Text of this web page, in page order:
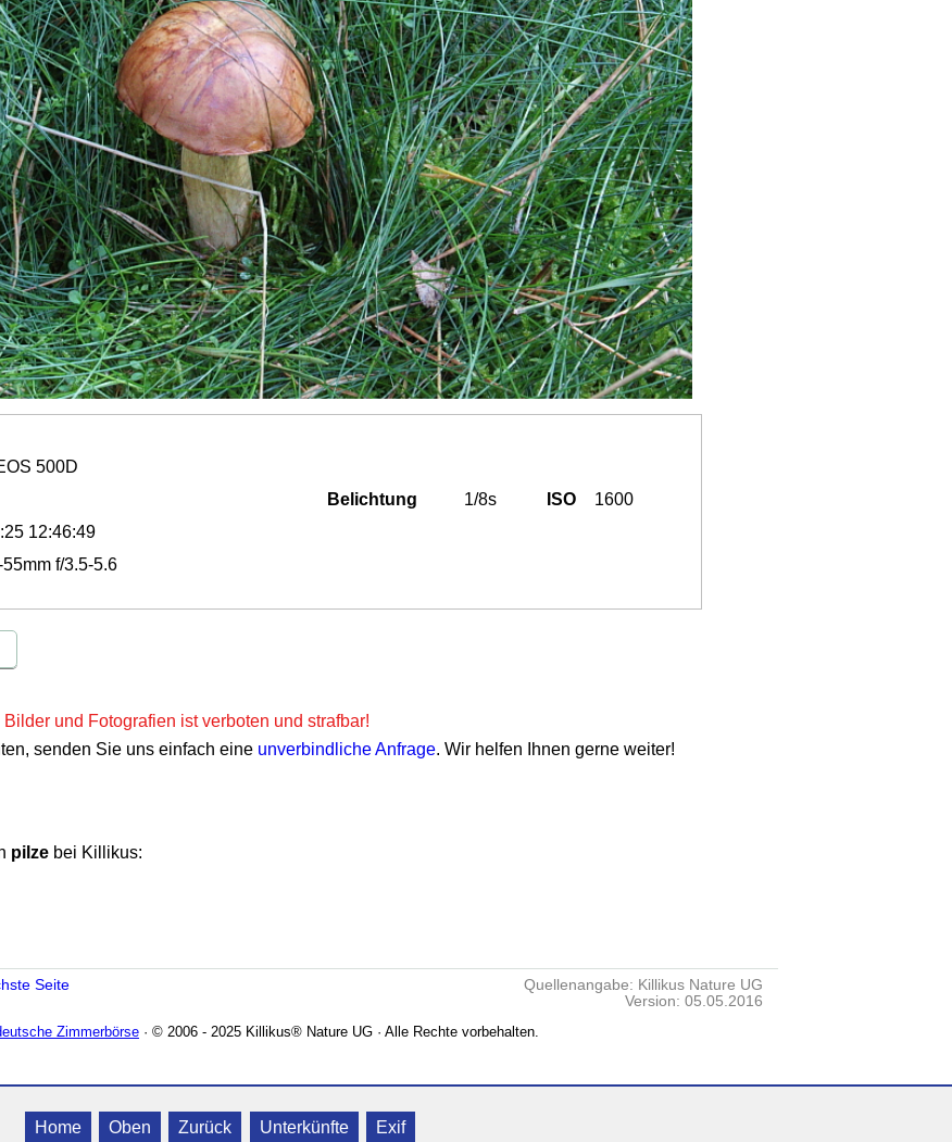
500D
Belichtung 1/8s ISO
1600
12:46:49
f/3.5-5.6
und Fotografien ist verboten und strafbar!
senden Sie uns einfach eine unverbindliche Anfrage. Wir helfen Ihnen gerne weiter!
pilzebei Killikus:
Seite
Quellenangabe: Killikus Nature UG
Version: 05.05.2016
Zimmerbörse · © 2006 - 2025 Killikus® Nature UG · Alle Rechte vorbehalten.
Home Oben Zurück Unterkünfte Exif